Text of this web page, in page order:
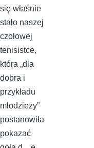
się właśnie
stało naszej
czołowej
tenisistce,
która „dla
dobra i
przykładu
młodzieży”
postanowiła
pokazać